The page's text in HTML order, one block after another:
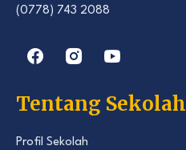
(0778) 743 2088
Tentang Sekolah
Profil Sekolah